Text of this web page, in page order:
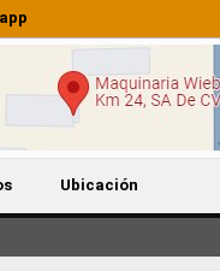
Ubicación